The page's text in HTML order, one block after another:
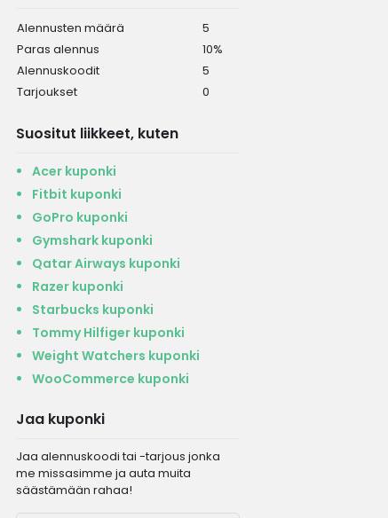
Alennusten määrä
5
Paras alennus
10%
Alennuskoodit
5
Tarjoukset
0
Suositut liikkeet, kuten
Acer kuponki
Fitbit kuponki
GoPro kuponki
Gymshark kuponki
Qatar Airways kuponki
Razer kuponki
Starbucks kuponki
Tommy Hilfiger kuponki
Weight Watchers kuponki
WooCommerce kuponki
Jaa kuponki
Jaa alennuskoodi tai -tarjous jonka
me missasimme ja auta muita
säästämään rahaa!